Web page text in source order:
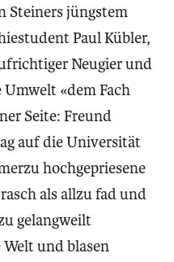
Steiners jüngstem
Paul Kübler,
Neugier und
Umwelt «dem Fach
Seite: Freund
auf die Universität
hochgepriesene
als allzu fad und
gelangweilt
und blasen